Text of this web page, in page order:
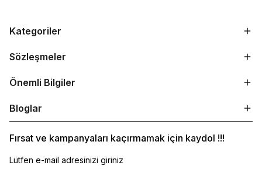
Kategoriler
Sözleşmeler
Önemli Bilgiler
Bloglar
Fırsat ve kampanyaları kaçırmamak için kaydol !!!
Lütfen e-mail adresinizi giriniz